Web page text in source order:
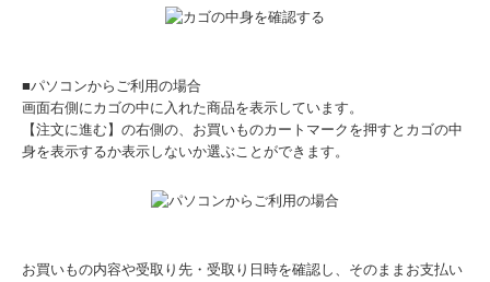
■パソコンからご利用の場合
画面右側にカゴの中に入れた商品を表示しています。
【注文に進む】の右側の、お買いものカートマークを押すとカゴの中
身を表示するか表示しないか選ぶことができます。
お買いもの内容や受取り先・受取り日時を確認し、そのままお支払い